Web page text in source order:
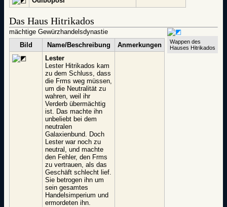
Das Haus Hitrikados
Wappen des
Hauses Hitrikados
mächtige Gewürzhandelsdynastie
Bild
Name/Beschreibung
Anmerkungen
Lester
Lester Hitrikados kam
zu dem Schluss, dass
die Frms weg müssen,
um die Neutralität zu
wahren, weil ihr
Verderb übermächtig
ist. Das machte ihn
unbeliebt bei dem
neutralen
Galaxienbund. Doch
Lester war noch zu
neutral, und machte
den Fehler, den Frms
zu vertrauen, als das
Geschäft schlecht lief.
Sie betrogen ihn um
sein gesamtes
Handelsimperium und
ermordeten ihn.